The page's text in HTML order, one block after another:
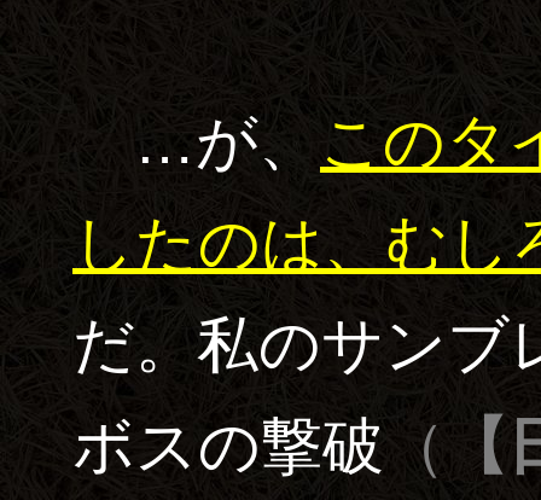
…が、このタ
したのは、むし
だ。私のサンブ
ボスの撃破（【